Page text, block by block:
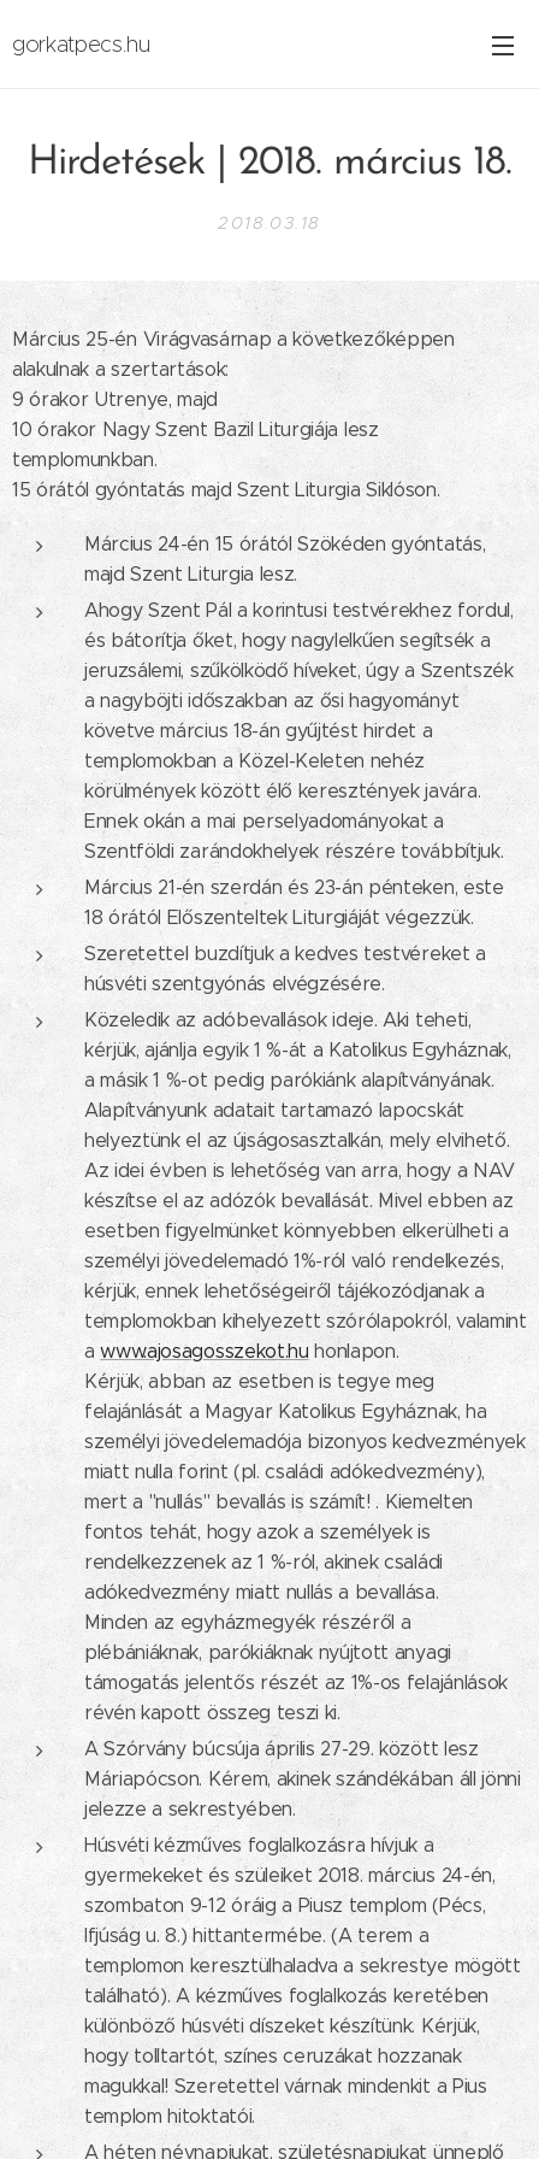
gorkatpecs.hu
Hirdetések | 2018. március 18.
2018.03.18
Március 25-én Virágvasárnap a következőképpen
alakulnak a szertartások:
9 órakor Utrenye, majd
10 órakor Nagy Szent Bazil Liturgiája lesz
templomunkban.
15 órától gyóntatás majd Szent Liturgia Siklóson.
Március 24-én 15 órától Szökéden gyóntatás,
majd Szent Liturgia lesz.
Ahogy Szent Pál a korintusi testvérekhez fordul,
és bátorítja őket, hogy nagylelkűen segítsék a
jeruzsálemi, szűkölködő híveket, úgy a Szentszék
a nagyböjti időszakban az ősi hagyományt
követve március 18-án gyűjtést hirdet a
templomokban a Közel-Keleten nehéz
körülmények között élő keresztények javára.
Ennek okán a mai perselyadományokat a
Szentföldi zarándokhelyek részére továbbítjuk.
Március 21-én szerdán és 23-án pénteken, este
18 órától Előszenteltek Liturgiáját végezzük.
Szeretettel buzdítjuk a kedves testvéreket a
húsvéti szentgyónás elvégzésére.
Közeledik az adóbevallások ideje. Aki teheti,
kérjük, ajánlja egyik 1 %-át a Katolikus Egyháznak,
a másik 1 %-ot pedig parókiánk alapítványának.
Alapítványunk adatait tartamazó lapocskát
helyeztünk el az újságosasztalkán, mely elvihető.
Az idei évben is lehetőség van arra, hogy a NAV
készítse el az adózók bevallását. Mivel ebben az
esetben figyelmünket könnyebben elkerülheti a
személyi jövedelemadó 1%-ról való rendelkezés,
kérjük, ennek lehetőségeiről tájékozódjanak a
templomokban kihelyezett szórólapokról, valamint
awww.ajosagosszekot.hu honlapon.
Kérjük, abban az esetben is tegye meg
felajánlását a Magyar Katolikus Egyháznak, ha
személyi jövedelemadója bizonyos kedvezmények
miatt nulla forint (pl. családi adókedvezmény),
mert a "nullás" bevallás is számít! . Kiemelten
fontos tehát, hogy azok a személyek is
rendelkezzenek az 1 %-ról, akinek családi
adókedvezmény miatt nullás a bevallása.
Minden az egyházmegyék részéről a
plébániáknak, parókiáknak nyújtott anyagi
támogatás jelentős részét az 1%-os felajánlások
révén kapott összeg teszi ki.
A Szórvány búcsúja április 27-29. között lesz
Máriapócson. Kérem, akinek szándékában áll jönni
jelezze a sekrestyében.
Húsvéti kézműves foglalkozásra hívjuk a
gyermekeket és szüleiket 2018. március 24-én,
szombaton 9-12 óráig a Piusz templom (Pécs,
Ifjúság u. 8.) hittantermébe. (A terem a
templomon keresztülhaladva a sekrestye mögött
található). A kézműves foglalkozás keretében
különböző húsvéti díszeket készítünk. Kérjük,
hogy tolltartót, színes ceruzákat hozzanak
magukkal! Szeretettel várnak mindenkit a Pius
templom hitoktatói.
A héten névnapjukat, születésnapjukat ünneplő